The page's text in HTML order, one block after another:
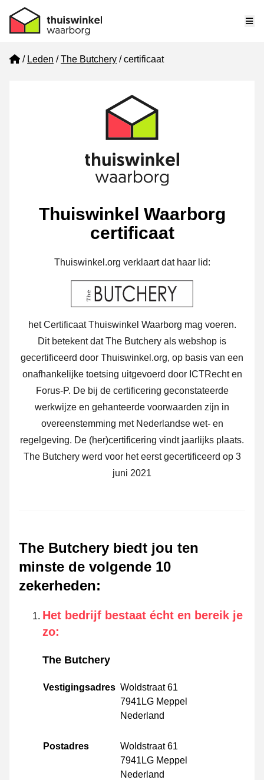
Home
Leden The Butchery certificaat
Thuiswinkel Waarborg
certificaat
Thuiswinkel.org verklaart dat haar lid:
het Certificaat Thuiswinkel Waarborg mag voeren.
Dit betekent dat The Butchery als webshop is
gecertificeerd door Thuiswinkel.org, op basis van een
onafhankelijke toetsing uitgevoerd door ICTRecht en
Forus-P. De bij de certificering geconstateerde
werkwijze en gehanteerde voorwaarden zijn in
overeenstemming met Nederlandse wet- en
regelgeving. De (her)certificering vindt jaarlijks plaats.
The Butchery werd voor het eerst gecertificeerd op 3
juni 2021
The Butchery biedt jou ten
minste de volgende 10
zekerheden:
Het bedrijf bestaat écht en bereik je
zo:
The Butchery
Vestigingsadres Woldstraat 61
7941LG Meppel
Nederland
Postadres
Woldstraat 61
7941LG Meppel
Nederland